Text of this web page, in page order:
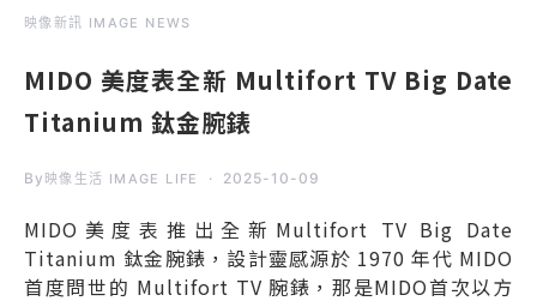
映像新訊 IMAGE NEWS
MIDO 美度表全新 Multifort TV Big Date
Titanium 鈦金腕錶
By 映像生活 IMAGE LIFE 2025-10-09
MIDO美度表推出全新Multifort TV Big Date
Titanium 鈦金腕錶，設計靈感源於 1970 年代 MIDO
首度問世的 Multifort TV 腕錶，那是MIDO首次以方